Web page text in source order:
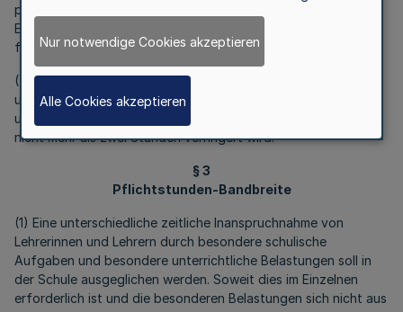
pädagogischen, verwaltungsmäßigen und persönlichen
Erfordernissen im Einvernehmen mit dem Finanzministerium
fest.
(7) Die Ermäßigungen nach den Absätzen 2 und 3 bleiben
unberührt, wenn die Zahl der Pflichtstunden nach Absatz 1
und § 4 aufgrund eines Antrags auf Teilzeitbeschäftigung um
nicht mehr als zwei Stunden verringert wird.
§ 3
Pflichtstunden-Bandbreite
(1) Eine unterschiedliche zeitliche Inanspruchnahme von
Lehrerinnen und Lehrern durch besondere schulische
Aufgaben und besondere unterrichtliche Belastungen soll in
der Schule ausgeglichen werden. Soweit dies im Einzelnen
erforderlich ist und die besonderen Belastungen sich nicht aus
Nur notwendige Cookies akzeptieren
Alle Cookies akzeptieren